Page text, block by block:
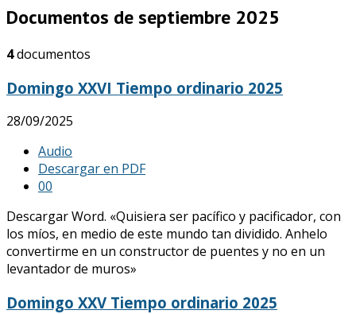
Documentos de septiembre 2025
4documentos
Domingo XXVI Tiempo ordinario 2025
28/09/2025
Audio
Descargar en PDF
00
Descargar Word. «Quisiera ser pacífico y pacificador, con
los míos, en medio de este mundo tan dividido. Anhelo
convertirme en un constructor de puentes y no en un
levantador de muros»
Domingo XXV Tiempo ordinario 2025